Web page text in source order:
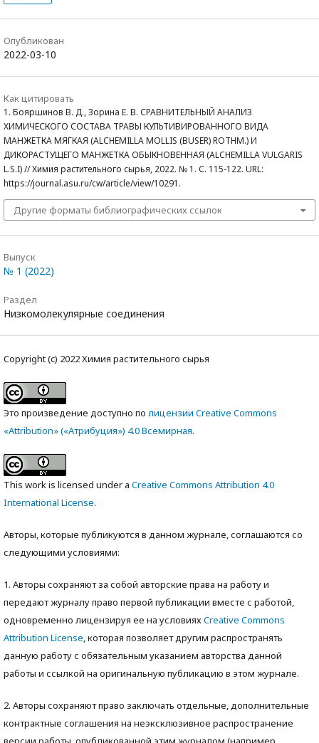
Опубликован
2022-03-10
Как цитировать
1. Бояршинов В. Д., Зорина Е. В. СРАВНИТЕЛЬНЫЙ АНАЛИЗ
ХИМИЧЕСКОГО СОСТАВА ТРАВЫ КУЛЬТИВИРОВАННОГО ВИДА
МАНЖЕТКА МЯГКАЯ (ALCHEMILLA MOLLIS (BUSER) ROTHM.) И
ДИКОРАСТУЩЕГО МАНЖЕТКА ОБЫКНОВЕННАЯ (ALCHEMILLA VULGARIS
L.S.I) // Химия растительного сырья, 2022. № 1. С. 115-122. URL:
https://journal.asu.ru/cw/article/view/10291.
Другие форматы библиографических ссылок
Выпуск
№ 1 (2022)
Раздел
Низкомолекулярные соединения
Copyright (c) 2022 Химия растительного сырья
Это произведение доступно по лицензии Creative Commons
«Attribution» («Атрибуция») 4.0 Всемирная.
This work is licensed under a Creative Commons Attribution 4.0
International License.
Авторы, которые публикуются в данном журнале, соглашаются со
следующими условиями:
1. Авторы сохраняют за собой авторские права на работу и
передают журналу право первой публикации вместе с работой,
одновременно лицензируя ее на условияхCreative Commons
Attribution License, которая позволяет другим распространять
данную работу с обязательным указанием авторства данной
работы и ссылкой на оригинальную публикацию в этом журнале.
2. Авторы сохраняют право заключать отдельные, дополнительные
контрактные соглашения на неэксклюзивное распространение